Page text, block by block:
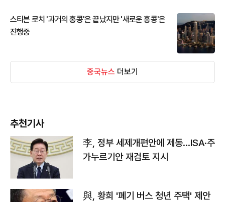
스티븐 로치 '과거의 홍콩'은 끝났지만 '새로운 홍콩'은
진행중
중국뉴스 더보기
추천기사
李, 정부 세제개편안에 제동…ISA·주
가누르기안 재검토 지시
與, 황희 '폐기 버스 청년 주택' 제안